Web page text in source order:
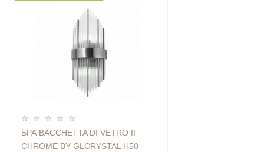
БРА BACCHETTA DI VETRO II
CHROME BY GLCRYSTAL H50